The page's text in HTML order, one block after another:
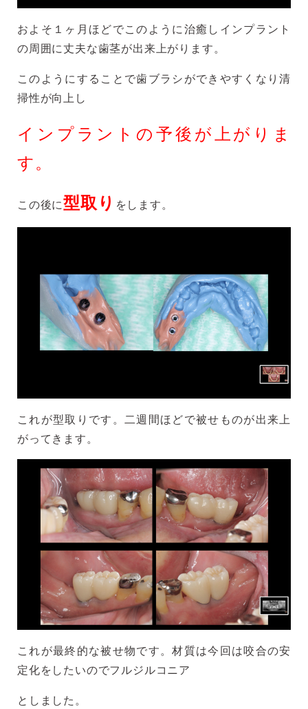
およそ１ヶ月ほどでこのように治癒しインプラント
の周囲に丈夫な歯茎が出来上がります。
このようにすることで歯ブラシができやすくなり清
掃性が向上し
インプラントの予後が上がりま
す。
この後に型取り をします。
これが型取りです。二週間ほどで被せものが出来上
がってきます。
これが最終的な被せ物です。材質は今回は咬合の安
定化をしたいのでフルジルコニア
としました。